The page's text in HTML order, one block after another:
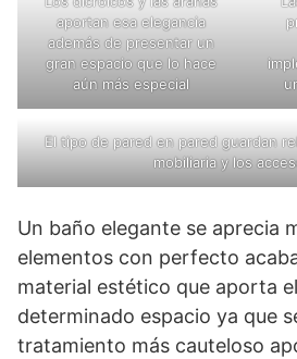
aportan esa elegancia
además de presentar un
gran espacio que lo hace
aún más especial
El tipo de pared en pared guardan
mobiliaria y los
Un baño elegante se aprecia
elementos con perfecto
material estético que aporta
determinado espacio ya que
tratamiento más cauteloso